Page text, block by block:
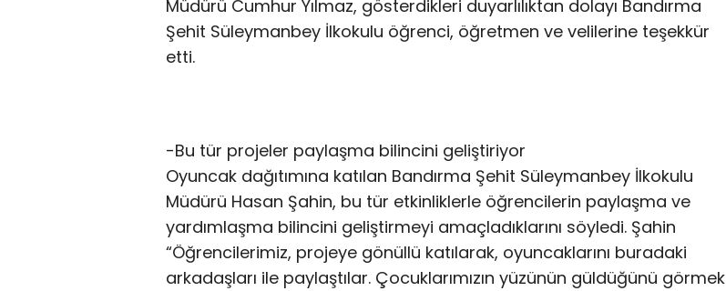
Müdürü Cumhur Yılmaz, gösterdikleri duyarlılıktan dolayı Bandırma
Şehit Süleymanbey İlkokulu öğrenci, öğretmen ve velilerine teşekkür
etti.
-Bu tür projeler paylaşma bilincini geliştiriyor
Oyuncak dağıtımına katılan Bandırma Şehit Süleymanbey İlkokulu
Müdürü Hasan Şahin, bu tür etkinliklerle öğrencilerin paylaşma ve
yardımlaşma bilincini geliştirmeyi amaçladıklarını söyledi. Şahin
“Öğrencilerimiz, projeye gönüllü katılarak, oyuncaklarını buradaki
arkadaşları ile paylaştılar. Çocuklarımızın yüzünün güldüğünü görmek